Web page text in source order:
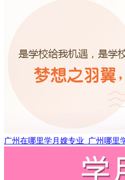
广州在哪里学月嫂专业_广州哪里